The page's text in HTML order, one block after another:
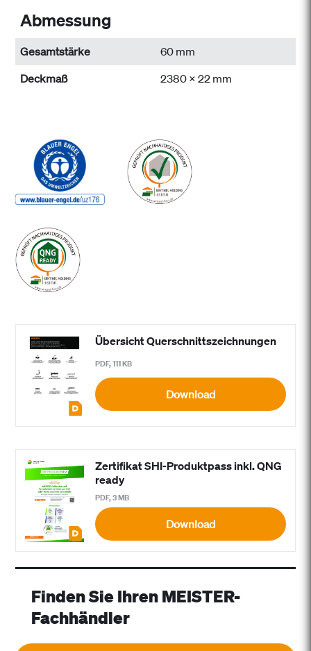
Abmessung
Gesamtstärke
60 mm
Deckmaß
2380 x 22 mm
Übersicht Querschnittszeichnungen
PDF, 111 KB
Download
Zertifikat SHI-Produktpass inkl. QNG
ready
PDF, 3 MB
Download
Finden Sie Ihren MEISTER-
Fachhändler